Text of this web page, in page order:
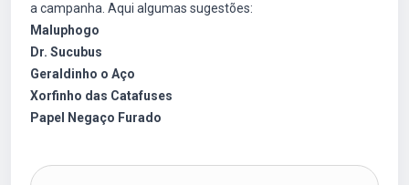
a campanha. Aqui algumas sugestões:
Maluphogo
Dr. Sucubus
Geraldinho o Aço
Xorfinho das Catafuses
Papel Negaço Furado